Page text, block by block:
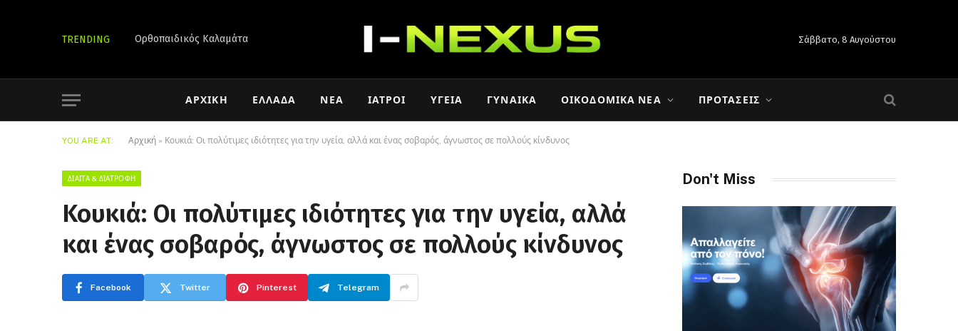
TRENDING Ορθοπαιδικός Καλαμάτα Σάββατο, 8 Αυγούστου
ΑΡΧΙΚΉ ΕΛΛΆΔΑ ΝΈΑ ΙΑΤΡΟΊ ΥΓΕΊΑ ΓΥΝΑΊΚΑ ΟΙΚΟΔΟΜΙΚΆ ΝΈΑ ΠΡΟΤΆΣΕΙΣ
YOU ARE AT: Αρχική » Κουκιά: Οι πολύτιμες ιδιότητες για την υγεία, αλλά και ένας σοβαρός, άγνωστος σε πολλούς κίνδυνος
ΔΊΑΙΤΑ & ΔΙΑΤΡΟΦΉ
Κουκιά: Οι πολύτιμες ιδιότητες για την υγεία, αλλά
και ένας σοβαρός, άγνωστος σε πολλούς κίνδυνος
Facebook Twitter Pinterest Telegram
Don't Miss